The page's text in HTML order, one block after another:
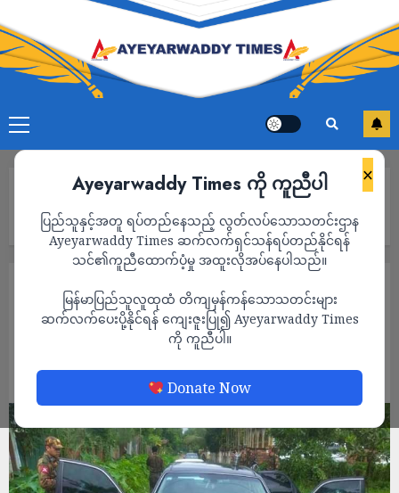
×
Ayeyarwaddy Times ကို ကူညီပါ
ပြည်သူနှင့်အတူ ရပ်တည်နေသည့် လွတ်လပ်သောသတင်းဌာန
Ayeyarwaddy Times ဆက်လက်ရှင်သန်ရပ်တည်နိုင်ရန်
သင်၏ကူညီထောက်ပံ့မှု အထူးလိုအပ်နေပါသည်။
မြန်မာပြည်သူလူထုထံ တိကျမှန်ကန်သောသတင်းများ
ဆက်လက်ပေးပို့နိုင်ရန် ကျေးဇူးပြု၍ Ayeyarwaddy Times
ကို ကူညီပါ။
Donate Now
လင်မယား ပစ်သတ်ခံရ
ပုလဲမြို့သစ်၊ စစ်ကောင်စီခန့် ရပ်ကွက် ၅ ခု
အုပ်စု အုပ်ချုပ်ရေးမှူး လင်မယား ပစ်သတ်ခံရ
ADMIN